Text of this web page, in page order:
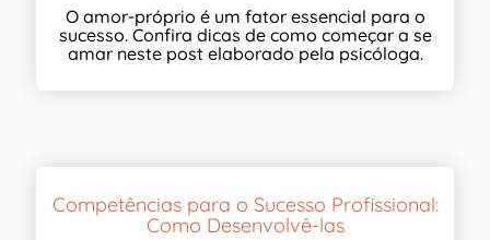
O amor-próprio é um fator essencial para o
sucesso. Confira dicas de como começar a se
amar neste post elaborado pela psicóloga.
Competências para o Sucesso Profissional:
Como Desenvolvê-las